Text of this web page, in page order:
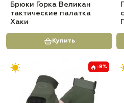
Брюки Горка Великан
тактические палатка
Хаки
Купить
-8%